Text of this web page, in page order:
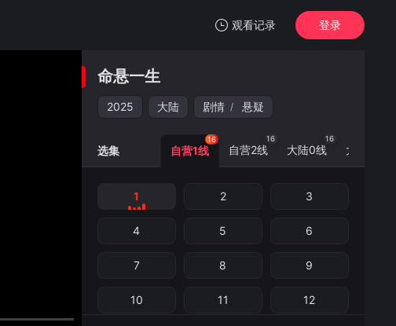
观看记录
我的观影记录
1
命悬一生
登录
命悬一生
2025 大陆 剧情 / 悬疑
选集 自营1线
16
自营2线
16
大陆0线
16
大陆3线
1 2 3
4 5 6
7 8 9
10 11 12